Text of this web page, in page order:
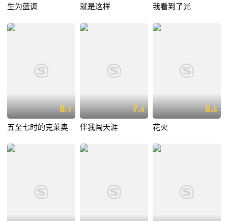
生为蓝调 就是这样 我看到了光
8.7
五至七时的克莱奥
7.4
伴我闯天涯
8.6
花火